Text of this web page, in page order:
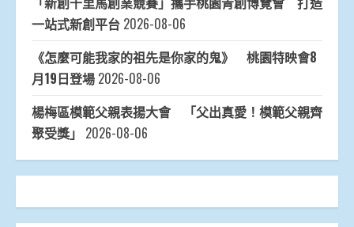
一站式新創平台 2026-08-06
《怎麼可能我家的祖先是你家的鬼》 桃園特映會8
月19日登場 2026-08-06
楊梅區模範父親表揚大會 「父出真愛！模範父親齊
聚受獎」 2026-08-06